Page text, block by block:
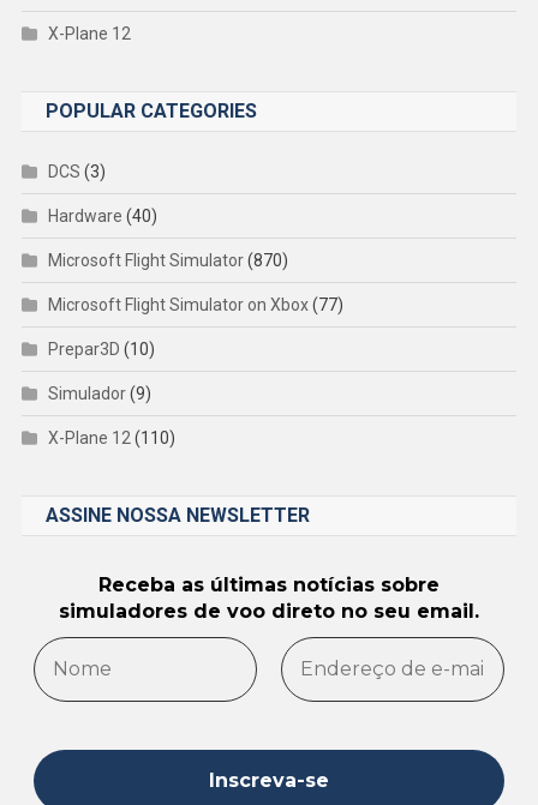
X-Plane 12
POPULAR CATEGORIES
DCS (3)
Hardware (40)
Microsoft Flight Simulator(870)
Microsoft Flight Simulator on Xbox(77)
Prepar3D (10)
Simulador(9)
X-Plane 12 (110)
ASSINE NOSSA NEWSLETTER
Receba as últimas notícias sobre
simuladores de voo direto no seu email.